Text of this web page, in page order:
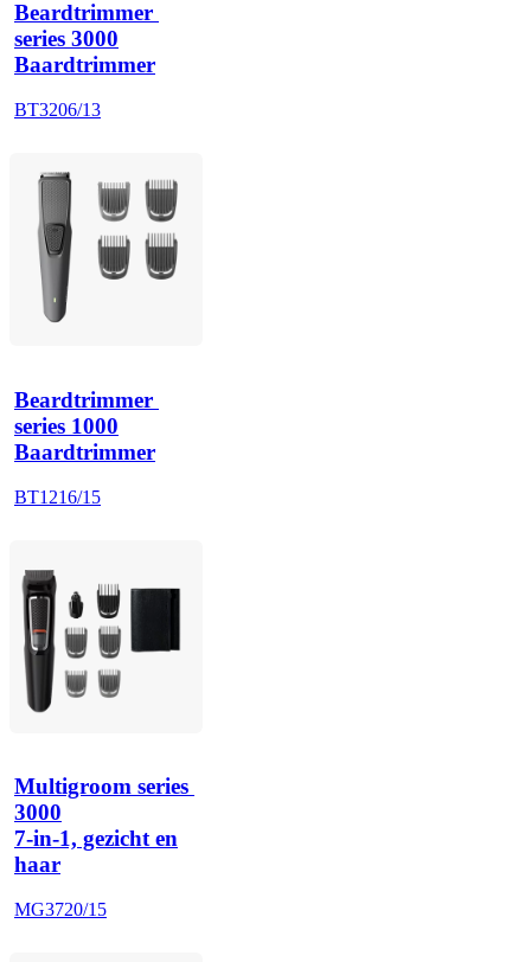
Beardtrimmer
series 3000
Baardtrimmer
BT3206/13
Beardtrimmer
series 1000
Baardtrimmer
BT1216/15
Multigroom series
3000
7-in-1, gezicht en
haar
MG3720/15